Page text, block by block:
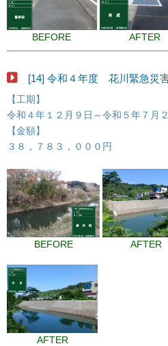
BEFORE AFTER
[14] 令和４年度 花川緊急災
【工期】
令和４年１２月９日～令和５年７月
【金額】
３８，７８３，０００円
BEFORE AFTER
AFTER